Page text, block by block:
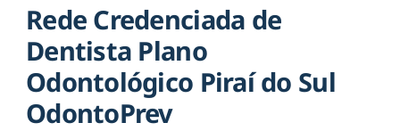
Rede Credenciada de
Dentista Plano
Odontológico Piraí do Sul
OdontoPrev